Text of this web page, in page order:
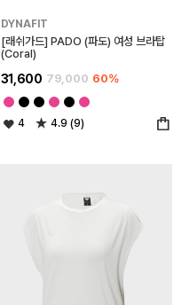
DYNAFIT
[래쉬가드] PADO (파도) 여성 브라탑
(Coral)
31,600 79,000 60%
4 4.9 (9)